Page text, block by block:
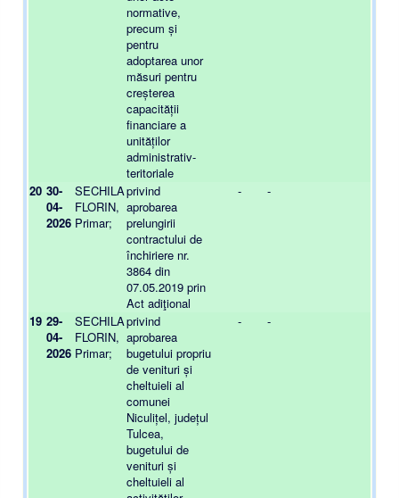
normative,
precum și
pentru
adoptarea unor
măsuri pentru
creșterea
capacității
financiare a
unităților
administrativ-
teritoriale
20 30-
04-
2026
SECHILA
FLORIN,
Primar;
privind
aprobarea
prelungirii
contractului de
închiriere nr.
3864 din
07.05.2019 prin
Act adiţional
- -
19 29-
04-
2026
SECHILA
FLORIN,
Primar;
privind
aprobarea
bugetului propriu
de venituri și
cheltuieli al
comunei
Niculițel, județul
Tulcea,
bugetului de
venituri și
cheltuieli al
- -